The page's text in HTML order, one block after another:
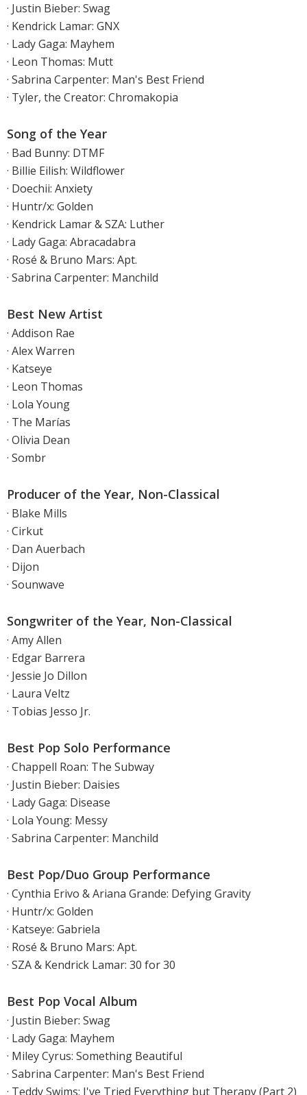
· Justin Bieber: Swag
· Kendrick Lamar: GNX
· Lady Gaga: Mayhem
· Leon Thomas: Mutt
· Sabrina Carpenter: Man's Best Friend
· Tyler, the Creator: Chromakopia
Song of the Year
· Bad Bunny: DTMF
· Billie Eilish: Wildflower
· Doechii: Anxiety
· Huntr/x: Golden
· Kendrick Lamar & SZA: Luther
· Lady Gaga: Abracadabra
· Rosé & Bruno Mars: Apt.
· Sabrina Carpenter: Manchild
Best New Artist
· Addison Rae
· Alex Warren
· Katseye
· Leon Thomas
· Lola Young
· The Marías
· Olivia Dean
· Sombr
Producer of the Year, Non-Classical
· Blake Mills
· Cirkut
· Dan Auerbach
· Dijon
· Sounwave
Songwriter of the Year, Non-Classical
· Amy Allen
· Edgar Barrera
· Jessie Jo Dillon
· Laura Veltz
· Tobias Jesso Jr.
Best Pop Solo Performance
· Chappell Roan: The Subway
· Justin Bieber: Daisies
· Lady Gaga: Disease
· Lola Young: Messy
· Sabrina Carpenter: Manchild
Best Pop/Duo Group Performance
· Cynthia Erivo & Ariana Grande: Defying Gravity
· Huntr/x: Golden
· Katseye: Gabriela
· Rosé & Bruno Mars: Apt.
· SZA & Kendrick Lamar: 30 for 30
Best Pop Vocal Album
· Justin Bieber: Swag
· Lady Gaga: Mayhem
· Miley Cyrus: Something Beautiful
· Sabrina Carpenter: Man's Best Friend
· Teddy Swims: I've Tried Everything but Therapy (Part 2)